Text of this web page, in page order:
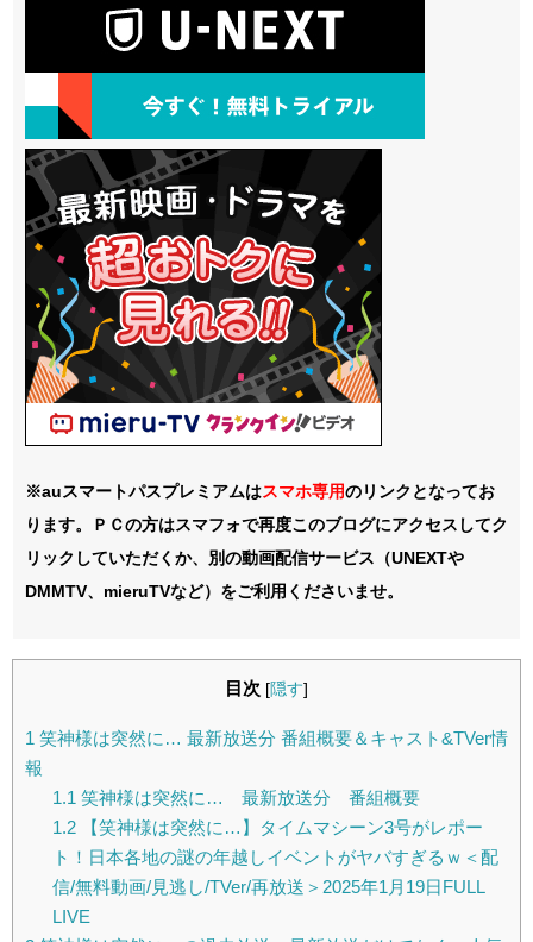
※auスマートパスプレミアムはスマホ専用のリンクとなってお
ります。ＰＣの方はスマフォで再度このブログにアクセスしてク
リックしていただくか、別の動画配信サービス（UNEXTや
DMMTV、mieruTVなど）をご利用くださいませ。
目次 [隠す]
1 笑神様は突然に… 最新放送分 番組概要＆キャスト&TVer情
報
1.1 笑神様は突然に… 最新放送分 番組概要
1.2【笑神様は突然に…】タイムマシーン3号がレポー
ト！日本各地の謎の年越しイベントがヤバすぎるｗ＜配
信/無料動画/見逃し/TVer/再放送＞2025年1月19日FULL
LIVE